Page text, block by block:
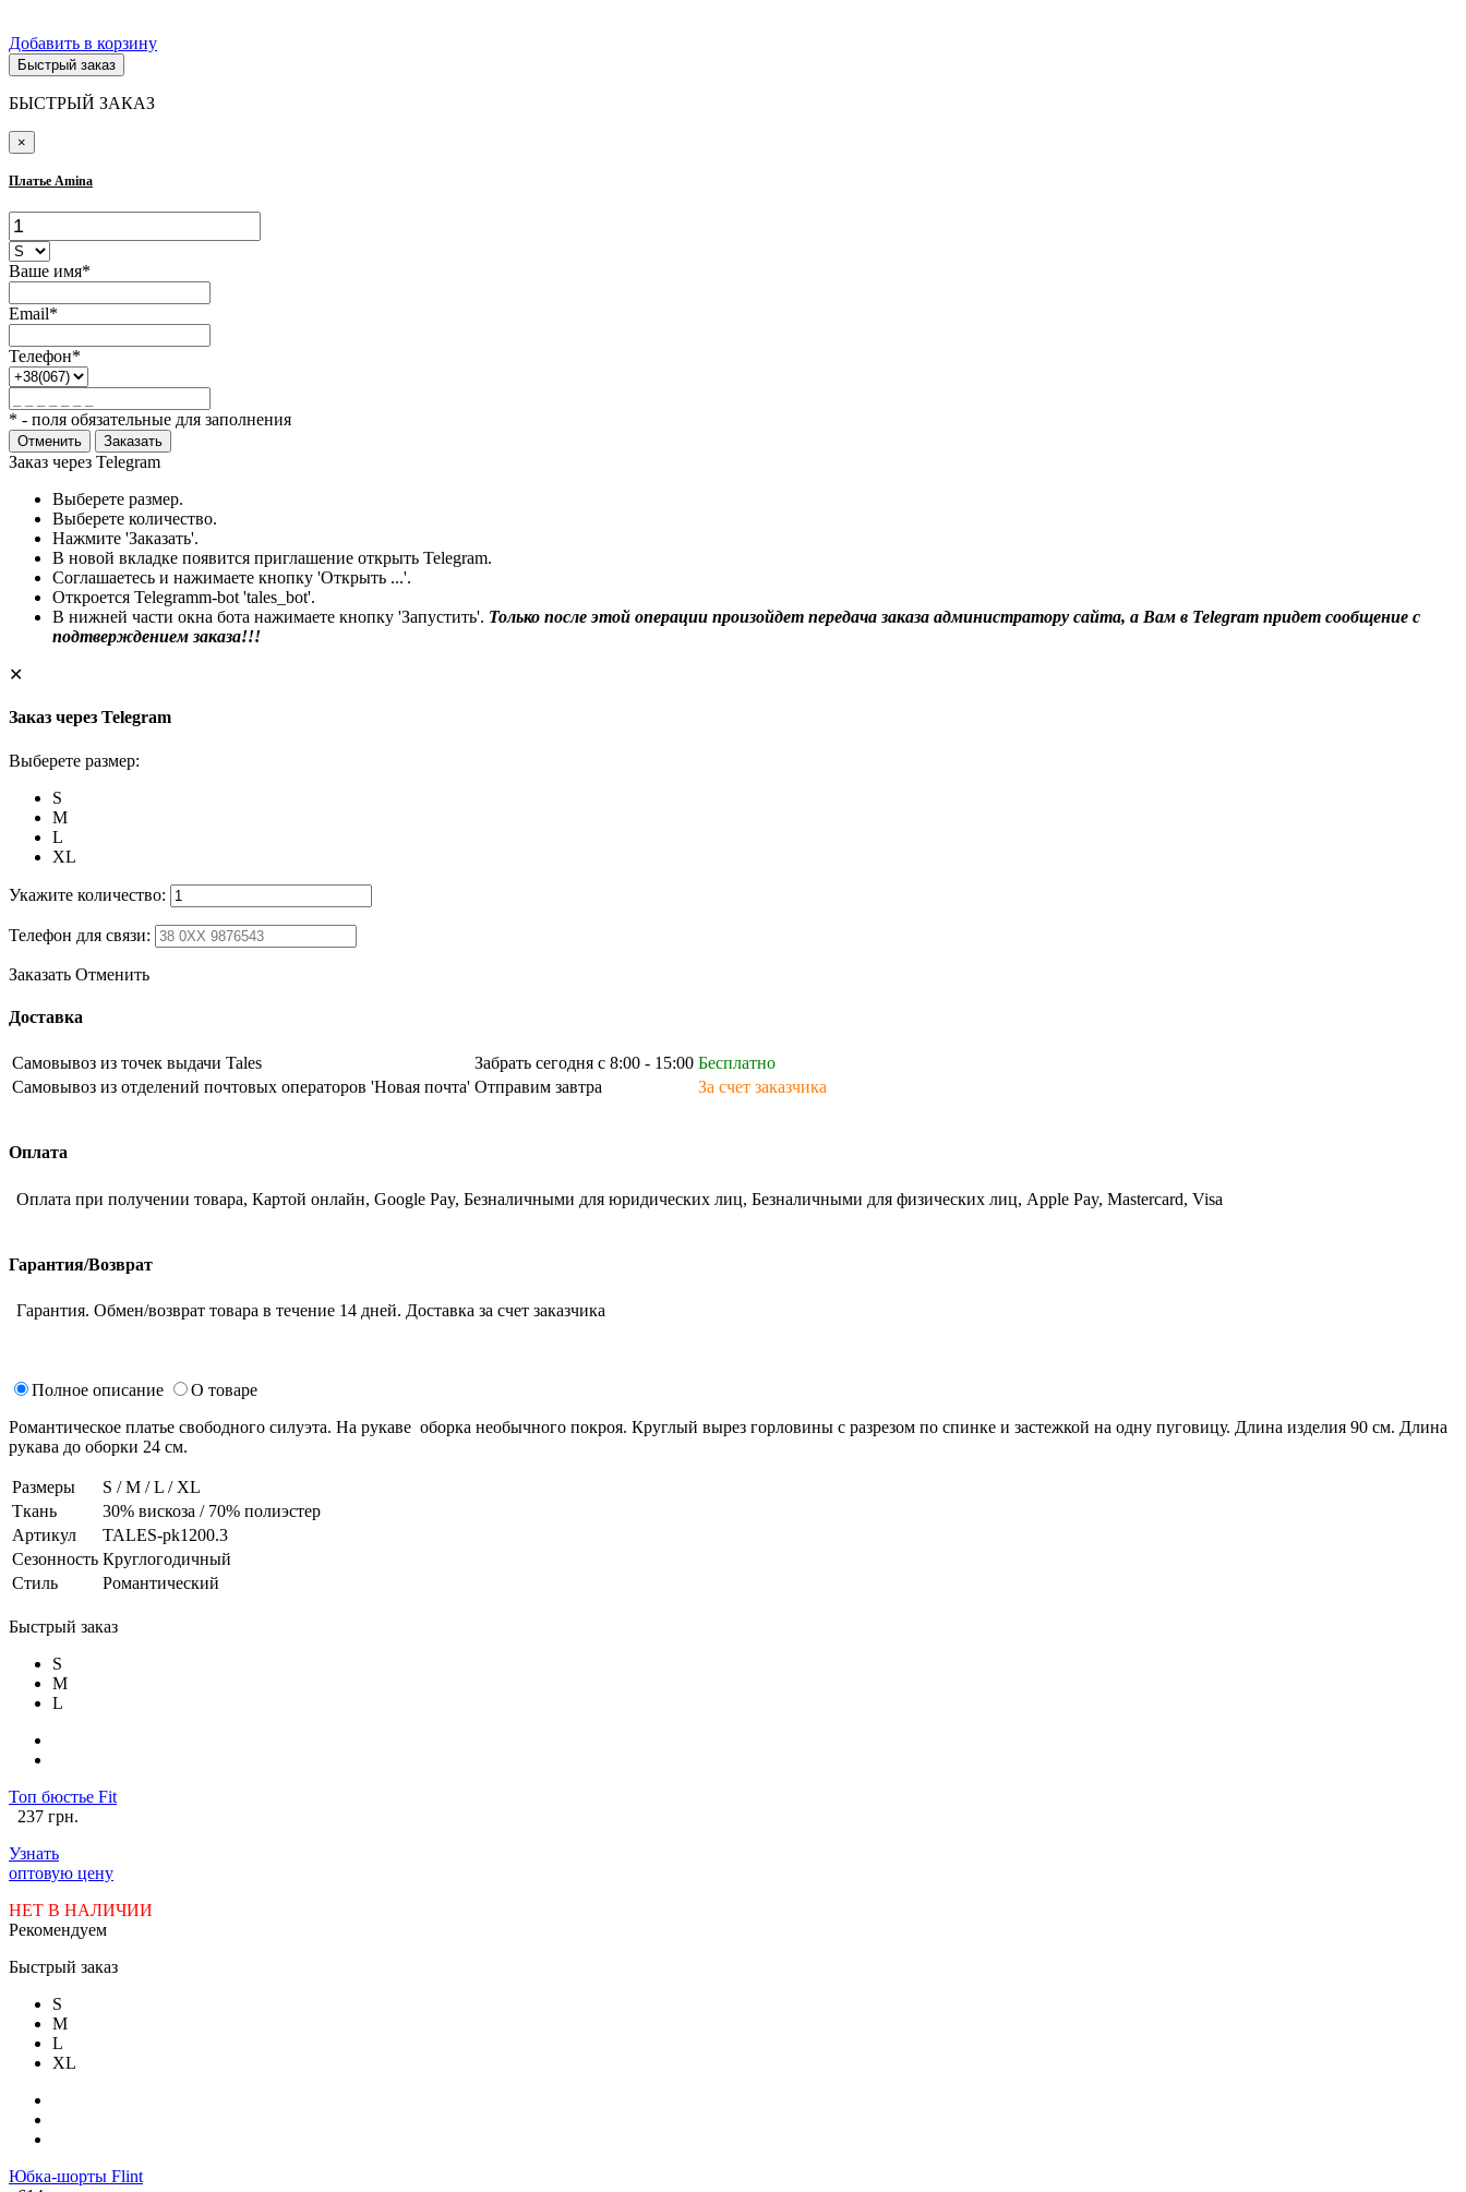
Добавить в корзину
Быстрый заказ
БЫСТРЫЙ ЗАКАЗ
×
Платье Amina
Ваше имя*
Email*
Телефон*
* - поля обязательные для заполнения
Отменить Заказать
Заказ через Telegram
Выберете размер.
Выберете количество.
Нажмите 'Заказать'.
В новой вкладке появится приглашение открыть Telegram.
Соглашаетесь и нажимаете кнопку 'Открыть ...'.
Откроется Telegramm-bot 'tales_bot'.
В нижней части окна бота нажимаете кнопку 'Запустить'. Только после этой операции произойдет передача заказа администратору сайта, а Вам в Telegram придет сообщение с
подтверждением заказа!!!
✕
Заказ через Telegram
Выберете размер:
S
M
L
XL
Укажите количество:
Телефон для связи:
Заказать Отменить
Доставка
Самовывоз из точек выдачи Tales Забрать сегодня с 8:00 - 15:00 Бесплатно
Самовывоз из отделений почтовых операторов 'Новая почта' Отправим завтра За счет заказчика
Оплата
Оплата при получении товара, Картой онлайн, Google Pay, Безналичными для юридических лиц, Безналичными для физических лиц, Apple Pay, Mastercard, Visa
Гарантия/Возврат
Гарантия. Обмен/возврат товара в течение 14 дней. Доставка за счет заказчика
Полное описание
О товаре
Романтическое платье свободного силуэта. На рукаве оборка необычного покроя. Круглый вырез горловины с разрезом по спинке и застежкой на одну пуговицу. Длина изделия 90 см. Длина
рукава до оборки 24 см.
Размеры
S / M / L / XL
Ткань
30% вискоза / 70% полиэстер
Артикул
TALES-pk1200.3
Сезонность Круглогодичный
Стиль
Романтический
Быстрый заказ
S
M
L
Топ бюстье Fit
237 грн.
Узнать
оптовую цену
НЕТ В НАЛИЧИИ
Рекомендуем
Быстрый заказ
S
M
L
XL
Юбка-шорты Flint